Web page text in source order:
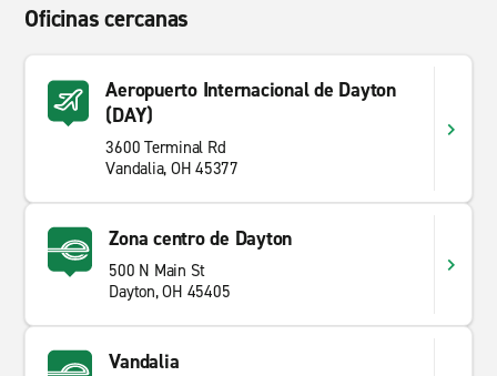
Oficinas cercanas
Aeropuerto Internacional de Dayton
(DAY)
3600 Terminal Rd
Vandalia, OH 45377
Zona centro de Dayton
500 N Main St
Dayton, OH 45405
Vandalia